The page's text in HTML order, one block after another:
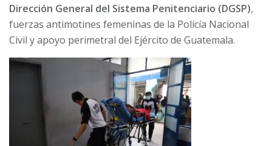
Dirección General del Sistema Penitenciario (DGSP),
fuerzas antimotines femeninas de la Policía Nacional
Civil y apoyo perimetral del Ejército de Guatemala.